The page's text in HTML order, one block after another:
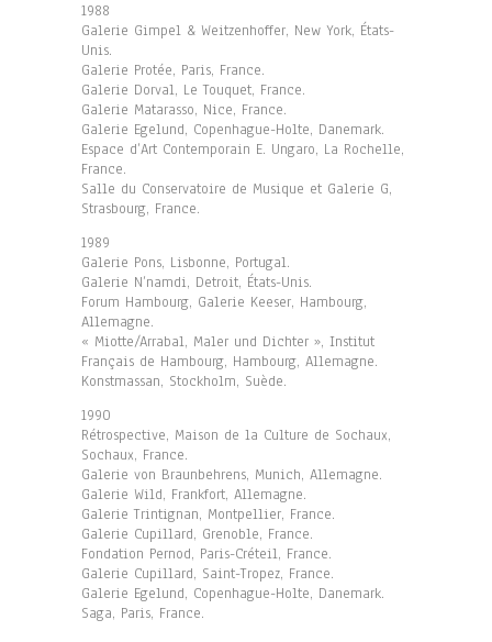
1988
Galerie Gimpel & Weitzenhoffer, New York, États-
Unis.
Galerie Protée, Paris, France.
Galerie Dorval, Le Touquet, France.
Galerie Matarasso, Nice, France.
Galerie Egelund, Copenhague-Holte, Danemark.
Espace d’Art Contemporain E. Ungaro, La Rochelle,
France.
Salle du Conservatoire de Musique et Galerie G,
Strasbourg, France.
1989
Galerie Pons, Lisbonne, Portugal.
Galerie N’namdi, Detroit, États-Unis.
Forum Hambourg, Galerie Keeser, Hambourg,
Allemagne.
« Miotte/Arrabal, Maler und Dichter », Institut
Français de Hambourg, Hambourg, Allemagne.
Konstmassan, Stockholm, Suède.
1990
Rétrospective, Maison de la Culture de Sochaux,
Sochaux, France.
Galerie von Braunbehrens, Munich, Allemagne.
Galerie Wild, Frankfort, Allemagne.
Galerie Trintignan, Montpellier, France.
Galerie Cupillard, Grenoble, France.
Fondation Pernod, Paris-Créteil, France.
Galerie Cupillard, Saint-Tropez, France.
Galerie Egelund, Copenhague-Holte, Danemark.
Saga, Paris, France.